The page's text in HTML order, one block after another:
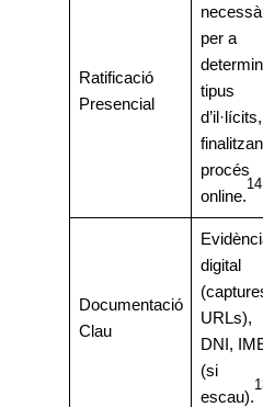
Ratificació
Presencial
per a
tipus
d’il·lícits,
procés
online.
14
Documentació
Clau
digital
URLs),
DNI,
(si
escau).